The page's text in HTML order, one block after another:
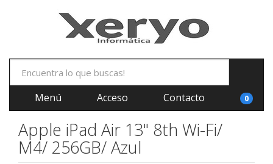
Menú Acceso Contacto 0
Apple iPad Air 13" 8th Wi-Fi/
M4/ 256GB/ Azul